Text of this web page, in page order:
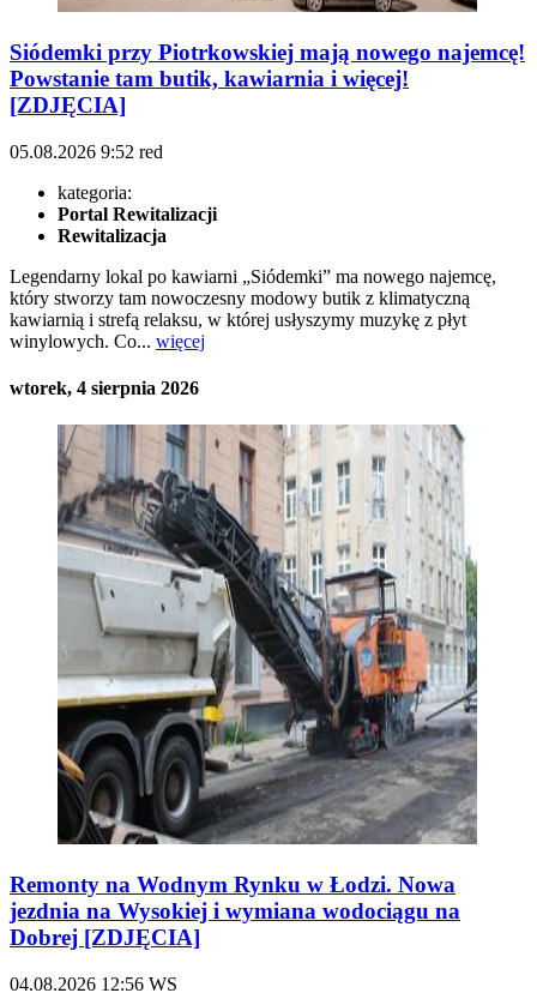
Siódemki przy Piotrkowskiej mają nowego najemcę!
Powstanie tam butik, kawiarnia i więcej!
[ZDJĘCIA]
05.08.2026 9:52 red
kategoria:
Portal Rewitalizacji
Rewitalizacja
Legendarny lokal po kawiarni „Siódemki” ma nowego najemcę,
który stworzy tam nowoczesny modowy butik z klimatyczną
kawiarnią i strefą relaksu, w której usłyszymy muzykę z płyt
winylowych. Co... więcej
wtorek, 4 sierpnia 2026
Remonty na Wodnym Rynku w Łodzi. Nowa
jezdnia na Wysokiej i wymiana wodociągu na
Dobrej [ZDJĘCIA]
04.08.2026 12:56 WS